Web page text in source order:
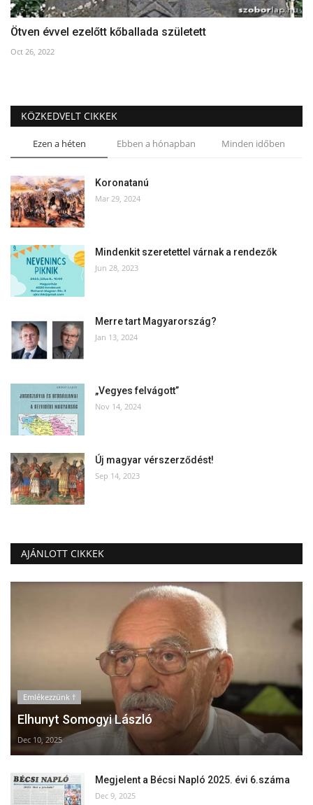
Ötven évvel ezelőtt kőballada született
Oct 26, 2022
KÖZKEDVELT CIKKEK
Ezen a héten Ebben a hónapban Minden időben
Koronatanú
Mar 29, 2024
Mindenkit szeretettel várnak a rendezők
Jun 28, 2023
Merre tart Magyarország?
Jan 13, 2024
„Vegyes felvágott”
Nov 14, 2024
Új magyar vérszerződést!
Sep 14, 2023
AJÁNLOTT CIKKEK
Emlékezzünk †
Elhunyt Somogyi László
Dec 10, 2025
Megjelent a Bécsi Napló 2025. évi 6.száma
Dec 9, 2025